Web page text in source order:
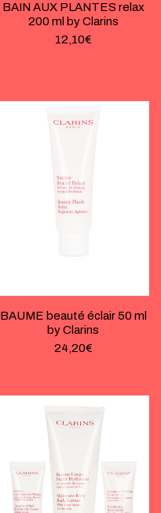
BAIN AUX PLANTES relax
200 ml by Clarins
12,10€
BAUME beauté éclair 50 ml
by Clarins
24,20€